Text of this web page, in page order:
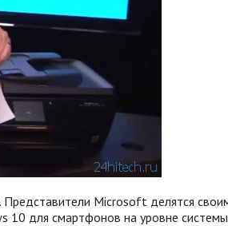
Microsoft делятся
10 для смартфонов на уровне